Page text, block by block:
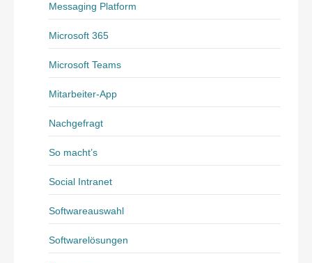
Messaging Platform
Microsoft 365
Microsoft Teams
Mitarbeiter-App
Nachgefragt
So macht’s
Social Intranet
Softwareauswahl
Softwarelösungen